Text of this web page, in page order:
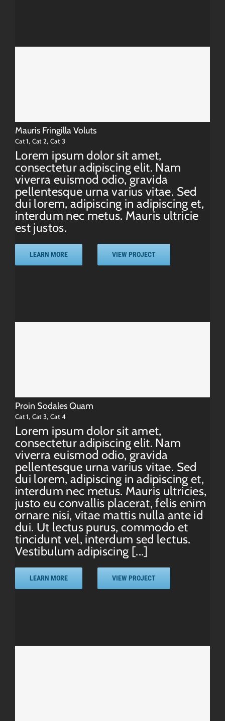
Mauris Fringilla Voluts
Cat 1, Cat 2,Cat 3
Lorem ipsum dolor sit amet,
consectetur adipiscing elit. Nam
viverra euismod odio, gravida
pellentesque urna varius vitae. Sed
dui lorem, adipiscing in adipiscing et,
interdum nec metus. Mauris ultricie
est justos.
LEARN MORE VIEW PROJECT
Proin Sodales Quam
Cat 1, Cat 3,Cat 4
Lorem ipsum dolor sit amet,
consectetur adipiscing elit. Nam
viverra euismod odio, gravida
pellentesque urna varius vitae. Sed
dui lorem, adipiscing in adipiscing et,
interdum nec metus. Mauris ultricies,
justo eu convallis placerat, felis enim
ornare nisi, vitae mattis nulla ante id
dui. Ut lectus purus, commodo et
tincidunt vel, interdum sed lectus.
Vestibulum adipiscing [...]
LEARN MORE VIEW PROJECT